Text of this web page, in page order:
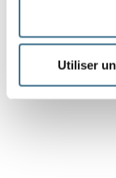
Utiliser